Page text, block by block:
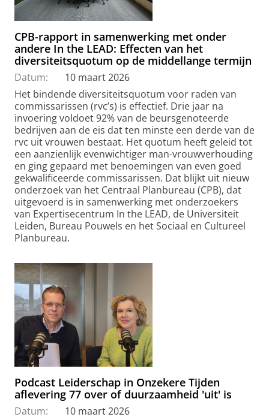
CPB-rapport in samenwerking met onder
andere In the LEAD: Effecten van het
diversiteitsquotum op de middellange termijn
Datum:
10 maart 2026
Het bindende diversiteitsquotum voor raden van
commissarissen (rvc’s) is effectief. Drie jaar na
invoering voldoet 92% van de beursgenoteerde
bedrijven aan de eis dat ten minste een derde van de
rvc uit vrouwen bestaat. Het quotum heeft geleid tot
een aanzienlijk evenwichtiger man-vrouwverhouding
en ging gepaard met benoemingen van even goed
gekwalificeerde commissarissen. Dat blijkt uit nieuw
onderzoek van het Centraal Planbureau (CPB), dat
uitgevoerd is in samenwerking met onderzoekers
van Expertisecentrum In the LEAD, de Universiteit
Leiden, Bureau Pouwels en het Sociaal en Cultureel
Planbureau.
Podcast Leiderschap in Onzekere Tijden
aflevering 77 over of duurzaamheid 'uit' is
Datum:
10 maart 2026